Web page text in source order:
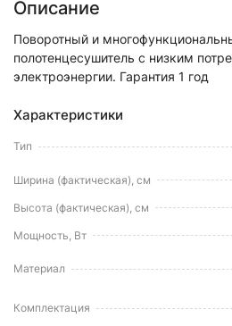
Описание
Поворотный и
полотенцесушитель с низким
электроэнергии. Гарантия 1 год
Характеристики
Тип
Ширина (фактическая), см
Высота (фактическая), см
Мощность, Вт
Материал
Комплектация